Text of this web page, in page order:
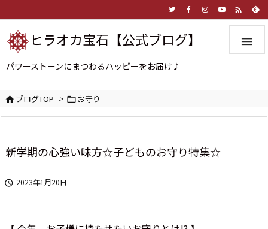


ヒラオカ宝石【公式ブログ】
パワーストーンにまつわるハッピーをお届け♪
ブログTOP > お守り
新学期の心強い味方☆子どものお守り特集☆
 2023年1月20日